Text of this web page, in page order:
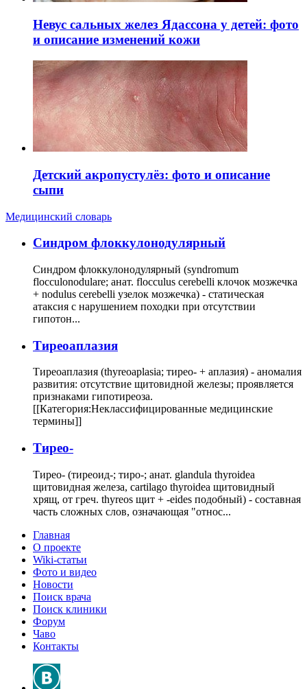
Невус сальных желез Ядассона у детей: фото
и описание изменений кожи
Детский акропустулёз: фото и описание
сыпи
Медицинский словарь
Cиндром флоккулонодулярный
Синдром флоккулонодулярный (syndromum
flocculonodulare; анат. flocculus cerebelli клочок мозжечка
+ nodulus cerebelli узелок мозжечка) - статическая
атаксия с нарушением походки при отсутствии
гипотон...
Тиреоаплазия
Тиреоаплазия (thyreoaplasia; тирео- + аплазия) - аномалия
развития: отсутствие щитовидной железы; проявляется
признаками гипотиреоза.
[[Категория:Неклассифицированные медицинские
термины]]
Тирео-
Тирео- (тиреоид-; тиро-; анат. glandula thyroidea
щитовидная железа, cartilago thyroidea щитовидный
хрящ, от греч. thyreos щит + -eides подобный) - составная
часть сложных слов, означающая "относ...
Главная
О проекте
Wiki-статьи
Фото и видео
Новости
Поиск врача
Поиск клиники
Форум
Чаво
Контакты